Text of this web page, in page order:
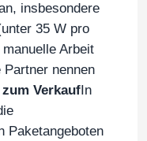
insbesondere
35 W pro
Arbeit
nennen
zum VerkaufIn
Paketangeboten